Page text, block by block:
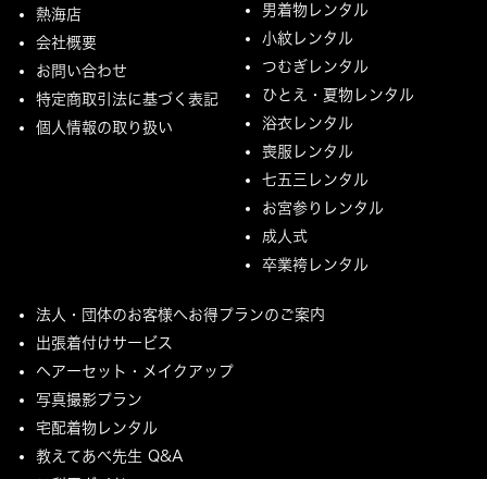
熱海店
会社概要
お問い合わせ
特定商取引法に基づく表記
個人情報の取り扱い
男着物レンタル
小紋レンタル
つむぎレンタル
ひとえ・夏物レンタル
浴衣レンタル
喪服レンタル
七五三レンタル
お宮参りレンタル
成人式
卒業袴レンタル
法人・団体のお客様へお得プランのご案内
出張着付けサービス
ヘアーセット・メイクアップ
写真撮影プラン
宅配着物レンタル
教えてあべ先生 Q&A